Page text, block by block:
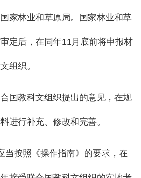
家林业和草原局。国家林业和草
定后，在同年11月底前将申报材
组织。
国教科文组织提出的意见，在规
进行补充、修改和完善。
当按照《操作指南》的要求，在